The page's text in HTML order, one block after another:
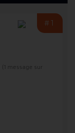
#1
(1 message sur